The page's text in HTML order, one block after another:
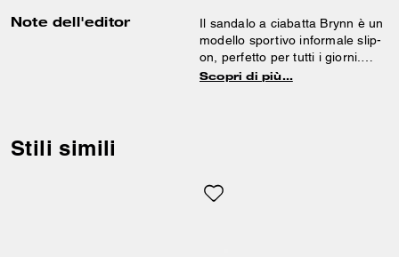
Note dell'editor
Il sandalo a ciabatta Brynn è un
modello sportivo informale slip-
on, perfetto per tutti i giorni.
Realizzata in pelle liscia,
Scopri di più…
Stili simili